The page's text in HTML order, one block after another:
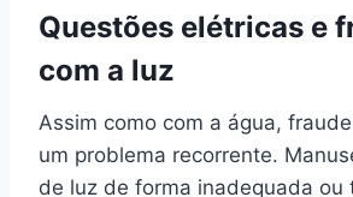
Questões elétricas e
com a luz
Assim como com a água,
um problema recorrente.
de luz de forma inadequada ou